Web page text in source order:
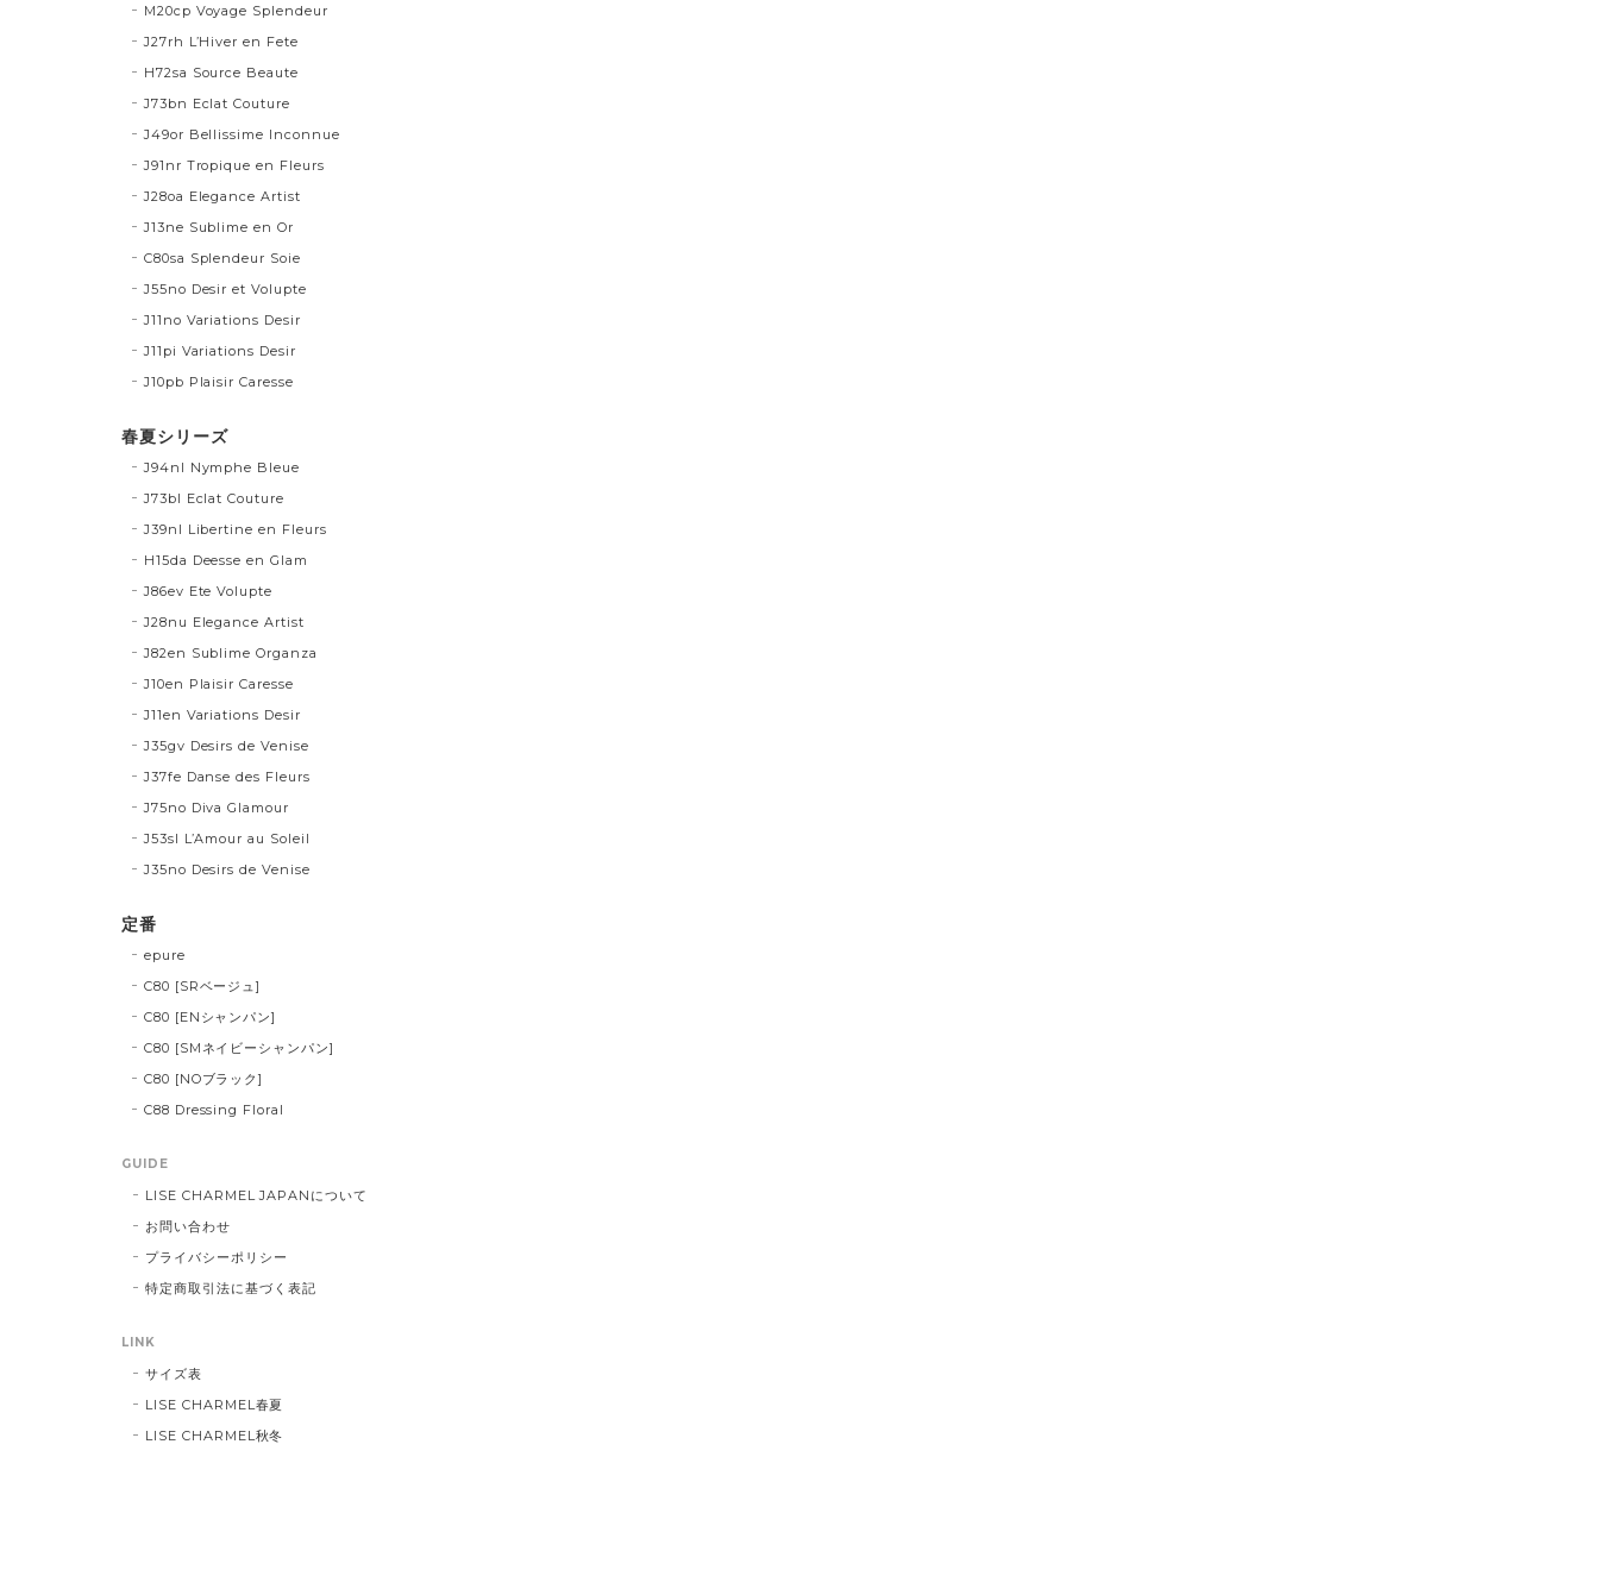
M20cp Voyage Splendeur
J27rh L’Hiver en Fete
H72sa Source Beaute
J73bn Eclat Couture
J49or Bellissime Inconnue
J91nr Tropique en Fleurs
J28oa Elegance Artist
J13ne Sublime en Or
C80sa Splendeur Soie
J55no Desir et Volupte
J11no Variations Desir
J11pi Variations Desir
J10pb Plaisir Caresse
春夏シリーズ
J94nl Nymphe Bleue
J73bl Eclat Couture
J39nl Libertine en Fleurs
H15da Deesse en Glam
J86ev Ete Volupte
J28nu Elegance Artist
J82en Sublime Organza
J10en Plaisir Caresse
J11en Variations Desir
J35gv Desirs de Venise
J37fe Danse des Fleurs
J75no Diva Glamour
J53sl L’Amour au Soleil
J35no Desirs de Venise
定番
epure
C80 [SRベージュ]
C80 [ENシャンパン]
C80 [SMネイビーシャンパン]
C80 [NOブラック]
C88 Dressing Floral
GUIDE
LISE CHARMEL JAPANについて
お問い合わせ
プライバシーポリシー
特定商取引法に基づく表記
LINK
サイズ表
LISE CHARMEL春夏
LISE CHARMEL秋冬